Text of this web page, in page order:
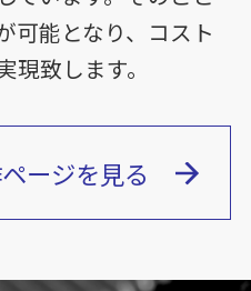
可能となり、コスト
致します。
ージを見る